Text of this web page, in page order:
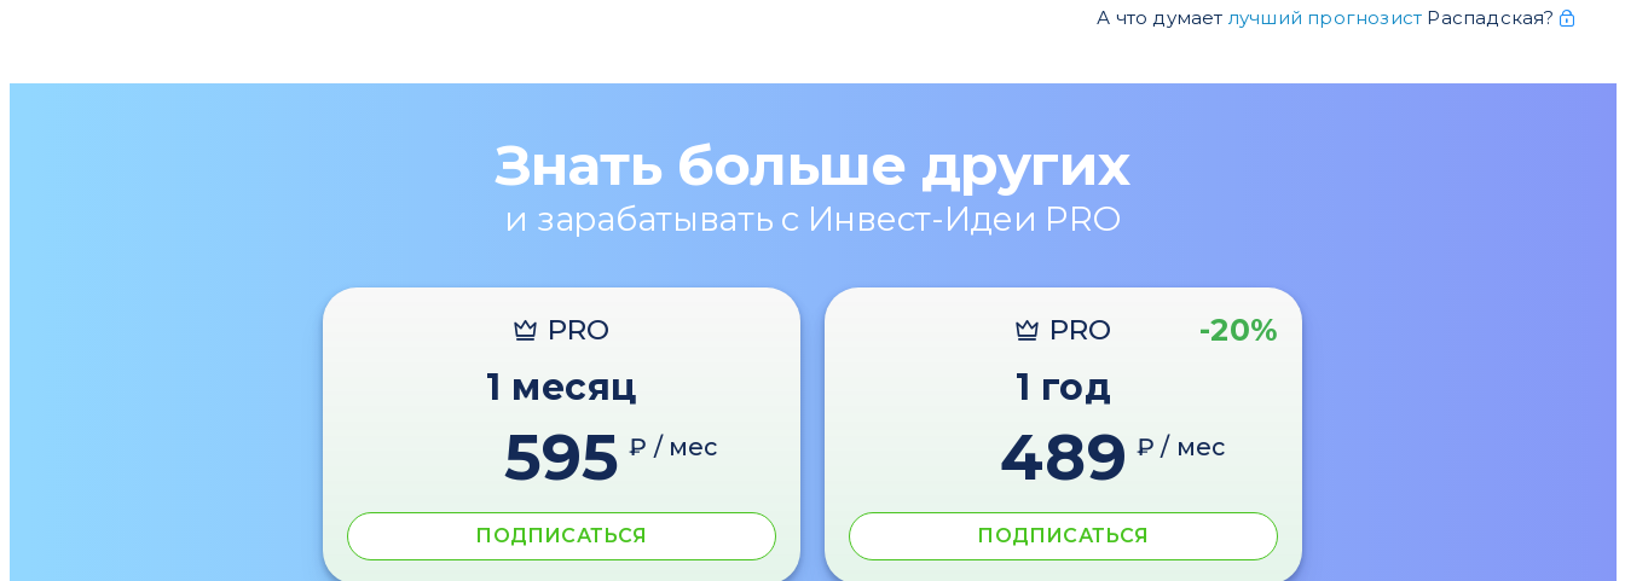
А что думает лучший прогнозист Распадская?
Знать больше других
и зарабатывать с Инвест-Идеи PRO
PRO
1 месяц
595 ₽ / мес
ПОДПИСАТЬСЯ
PRO -20%
1 год
489 ₽ / мес
ПОДПИСАТЬСЯ